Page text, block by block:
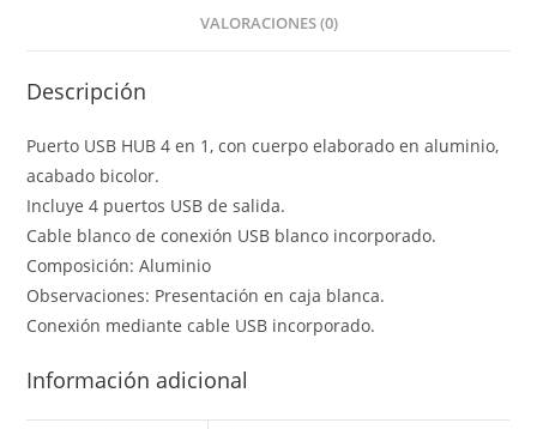
VALORACIONES (0)
Descripción
Puerto USB HUB 4 en 1, con cuerpo elaborado en aluminio,
acabado bicolor.
Incluye 4 puertos USB de salida.
Cable blanco de conexión USB blanco incorporado.
Composición: Aluminio
Observaciones: Presentación en caja blanca.
Conexión mediante cable USB incorporado.
Información adicional